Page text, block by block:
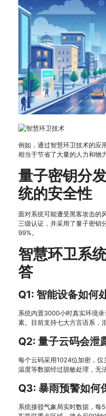
例如，通过智慧环卫技术的应
相当于节省了大量的人力和物
量子密钥分
统的安全性
面对系统可能遭受黑客攻击的
三级认证，并采用了量子密钥
99%。
智慧环卫系
答
Q1: 智能设备如何
系统内置3000小时真实环境
素。目前支持七大方言语系，
Q2: 量子云码会泄
每个云码采用1024位加密，
温度等数据经过脱敏处理，无
Q3: 暴雨预警如何
系统接驳气象局实时数据，每